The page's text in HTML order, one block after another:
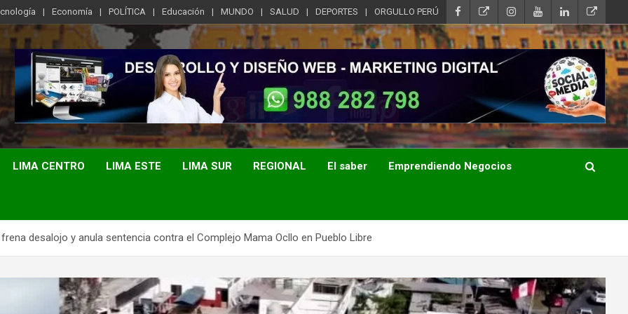
Economía POLÍTICA Educación MUNDO SALUD DEPORTES ORGULLO PERÚ
LIMA CENTRO LIMA ESTE LIMA SUR REGIONAL El saber Emprendiendo Negocios
desalojo y anula sentencia contra el Complejo Mama Ocllo en Pueblo Libre